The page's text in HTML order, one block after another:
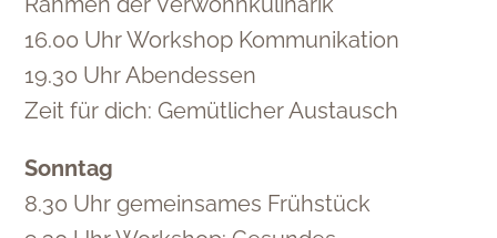
16.00 Uhr Workshop Kommunikation
19.30 Uhr Abendessen
Zeit für dich: Gemütlicher Austausch
Sonntag
8.30 Uhr gemeinsames Frühstück